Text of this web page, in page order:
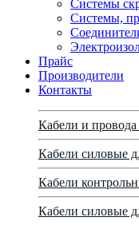
Системы
Системы,
Прайс
Производители
Контакты
Кабели и провода
Кабели силовые
Кабели
Кабели силовые